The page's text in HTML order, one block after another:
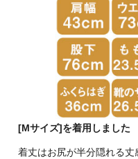
[Mサイズ]を着用しました
着丈はお尻が半分隠れる